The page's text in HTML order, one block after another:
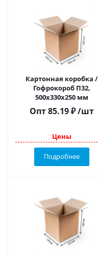
Картонная коробка /
Гофрокороб П32,
500х330х250 мм
Опт85.19 ₽ /шт
Цены
Подробнее